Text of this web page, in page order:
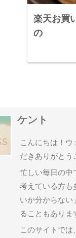
楽天お買
の
ケント
こんにちは！
だきありがとう
忙しい毎日の中
考えている方も
いか分からない
ることもありま
このサイトでは